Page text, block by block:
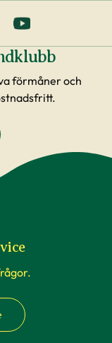
förmåner och